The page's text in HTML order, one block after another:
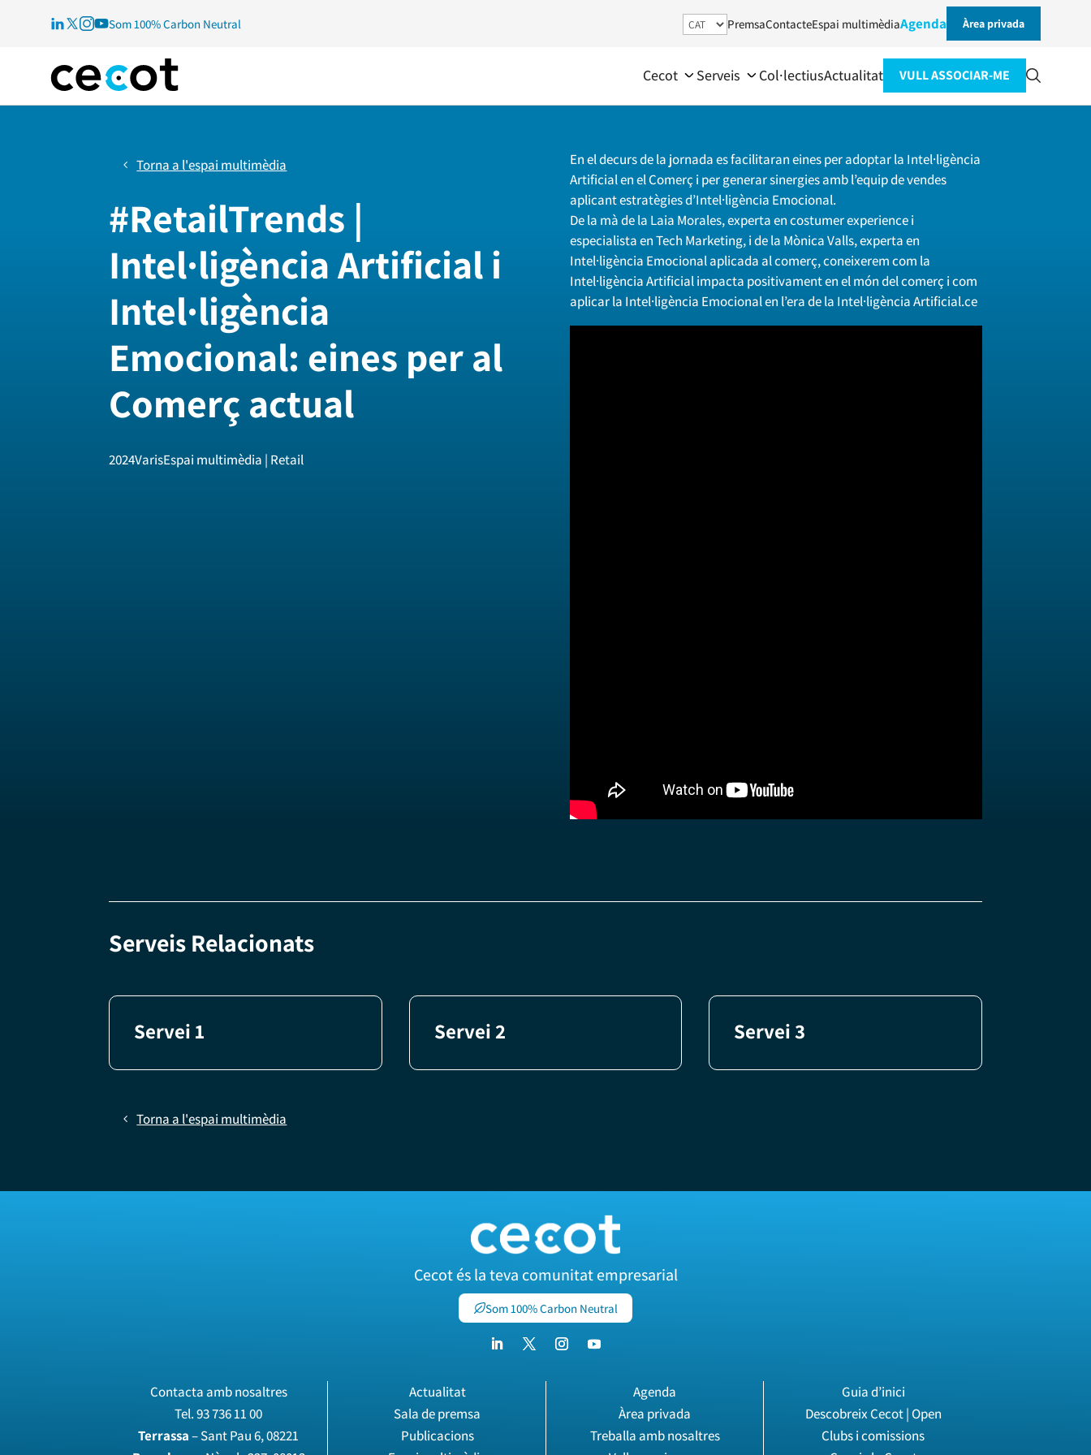
Som 100% Carbon Neutral PremsaContacteEspai multimèdiaAgenda Àrea privada
Cecot Serveis Col·lectiusActualitat VULL ASSOCIAR-ME
Torna a l'espai multimèdia
#RetailTrends |
Intel·ligència Artificial i
Intel·ligència
Emocional: eines per al
Comerç actual
2024VarisEspai multimèdia | Retail
En el decurs de la jornada es facilitaran eines per adoptar la Intel·ligència
Artificial en el Comerç i per generar sinergies amb l’equip de vendes
aplicant estratègies d’Intel·ligència Emocional.
De la mà de la Laia Morales, experta en costumer experience i
especialista en Tech Marketing, i de la Mònica Valls, experta en
Intel·ligència Emocional aplicada al comerç, coneixerem com la
Intel·ligència Artificial impacta positivament en el món del comerç i com
aplicar la Intel·ligència Emocional en l’era de la Intel·ligència Artificial.ce
Serveis Relacionats
Servei 1 Servei 2 Servei 3
Torna a l'espai multimèdia
Cecot és la teva comunitat empresarial
Som 100% Carbon Neutral
Contacta amb nosaltres
Tel.93 736 11 00
Terrassa– Sant Pau 6, 08221
Actualitat
Sala de premsa
Publicacions
Agenda
Àrea privada
Treballa amb nosaltres
Guia d’inici
Descobreix Cecot | Open
Clubs i comissions